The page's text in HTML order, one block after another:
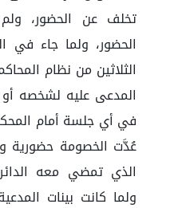
تخلف عن الحضور،
الحضور، ولما جاء في
الثلاثين من نظام
المدعى عليه لشخصه
في أي جلسة أمام
عُدَّت الخصومة حضورية
الذي تمضي معه
ولما كانت بينات